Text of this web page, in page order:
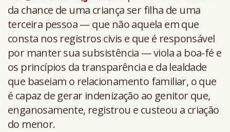
da chance de uma criança ser filha de uma
terceira pessoa — que não aquela em que
consta nos registros civis e que é responsável
por manter sua subsistência — viola a boa-fé e
os princípios da transparência e da lealdade
que baseiam o relacionamento familiar, o que
é capaz de gerar indenização ao genitor que,
enganosamente, registrou e custeou a criação
do menor.